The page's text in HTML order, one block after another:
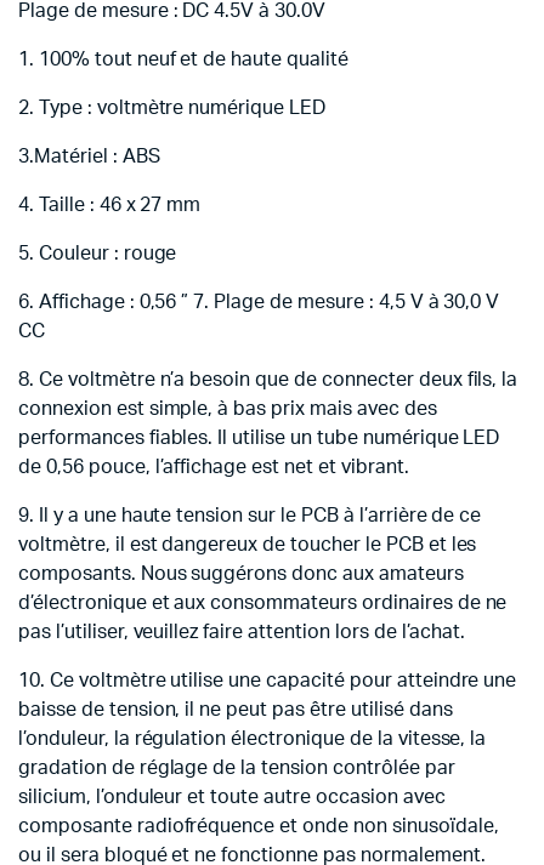
Plage de mesure : DC 4.5V à 30.0V
1. 100% tout neuf et de haute qualité
2. Type : voltmètre numérique LED
3.Matériel : ABS
4. Taille : 46 x 27 mm
5. Couleur : rouge
6. Affichage : 0,56 ” 7. Plage de mesure : 4,5 V à 30,0 V
CC
8. Ce voltmètre n’a besoin que de connecter deux fils, la
connexion est simple, à bas prix mais avec des
performances fiables.
Il utilise un tube numérique LED
de 0,56 pouce, l’affichage est net et vibrant.
9. Il y a une haute tension sur le PCB à l’arrière de ce
voltmètre, il est dangereux de toucher le PCB et les
composants. Nous suggérons donc aux amateurs
d’électronique et aux consommateurs ordinaires de ne
pas l’utiliser, veuillez faire attention lors de l’achat.
10. Ce voltmètre utilise une capacité pour atteindre une
baisse de tension, il ne peut pas être utilisé dans
l’onduleur, la régulation électronique de la vitesse, la
gradation de réglage de la tension contrôlée par
silicium, l’onduleur et toute autre occasion avec
composante radiofréquence et onde non sinusoïdale,
ou il sera bloqué et ne fonctionne pas normalement.